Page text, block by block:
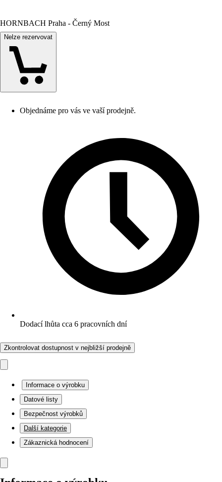
HORNBACH Praha - Černý Most
Nelze rezervovat
Objednáme pro vás ve vaší prodejně.
Dodací lhůta cca 6 pracovních dní
Zkontrolovat dostupnost v nejbližší prodejně
Informace o výrobku
Datové listy
Bezpečnost výrobků
Další kategorie
Zákaznická hodnocení